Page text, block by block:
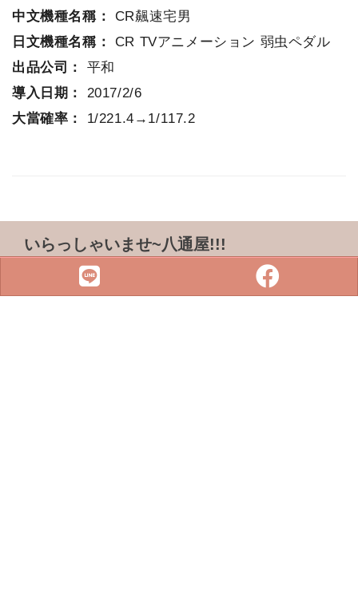
中文機種名稱： CR飆速宅男
日文機種名稱： CR TVアニメーション 弱虫ペダル
出品公司： 平和
導入日期： 2017/2/6
大當確率： 1/221.4→1/117.2
いらっしゃいませ~八通屋!!!
ADDRESS & TEL
電話 :07-3733316